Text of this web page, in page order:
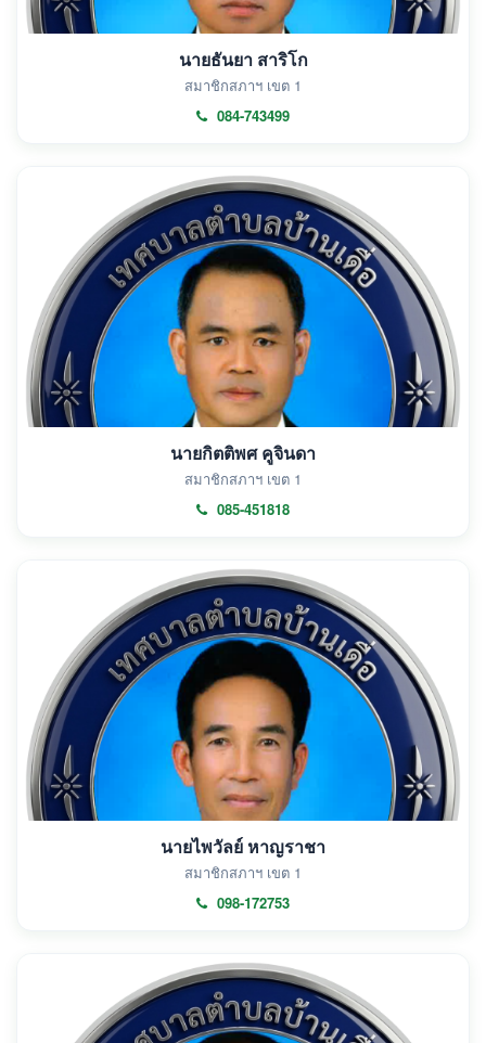
นายธันยา สาริโก
สมาชิกสภาฯ เขต 1
084-743499
นายกิตติพศ คูจินดา
สมาชิกสภาฯ เขต 1
085-451818
นายไพวัลย์ หาญราชา
สมาชิกสภาฯ เขต 1
098-172753